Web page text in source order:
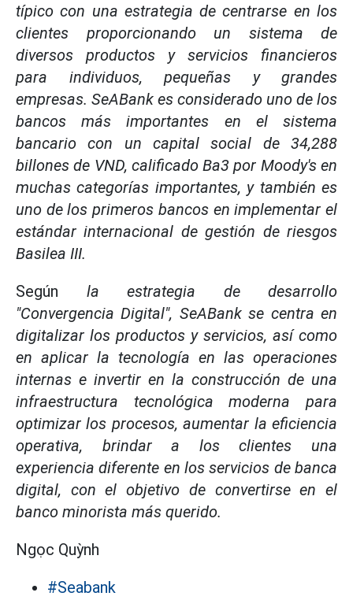
típico con una estrategia de centrarse en los
clientes proporcionando un sistema de
diversos productos y servicios financieros
para individuos, pequeñas y grandes
empresas. SeABank es considerado uno de los
bancos más importantes en el sistema
bancario con un capital social de 34,288
billones de VND, calificado Ba3 por Moody's en
muchas categorías importantes, y también es
uno de los primeros bancos en implementar el
estándar internacional de gestión de riesgos
Basilea III.
Según la estrategia de desarrollo
"Convergencia Digital", SeABank se centra en
digitalizar los productos y servicios, así como
en aplicar la tecnología en las operaciones
internas e invertir en la construcción de una
infraestructura tecnológica moderna para
optimizar los procesos, aumentar la eficiencia
operativa, brindar a los clientes una
experiencia diferente en los servicios de banca
digital, con el objetivo de convertirse en el
banco minorista más querido.
Ngọc Quỳnh
#Seabank